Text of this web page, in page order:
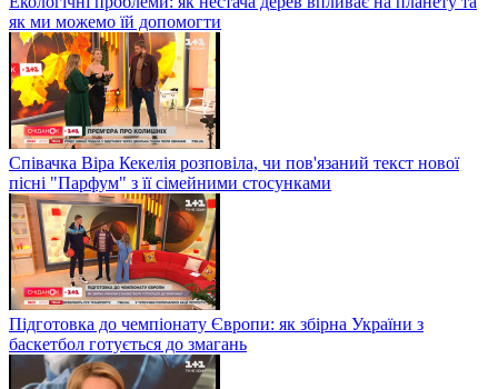
як ми можемо їй допомогти
Співачка Віра Кекелія розповіла, чи пов'язаний текст нової
пісні "Парфум" з її сімейними стосунками
Підготовка до чемпіонату Європи: як збірна України з
баскетбол готується до змагань